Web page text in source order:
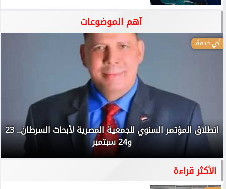
آهم الموضوعات
أي خدمة
انطلاق المؤتمر السنوي للجمعية المصرية لأبحاث السرطان.. 23
و24 سبتمبر
الأكثر قراءة